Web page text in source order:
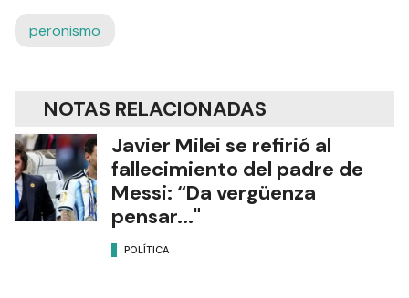
peronismo
NOTAS RELACIONADAS
Javier Milei se refirió al
fallecimiento del padre de
Messi: “Da vergüenza
pensar..."
POLÍTICA